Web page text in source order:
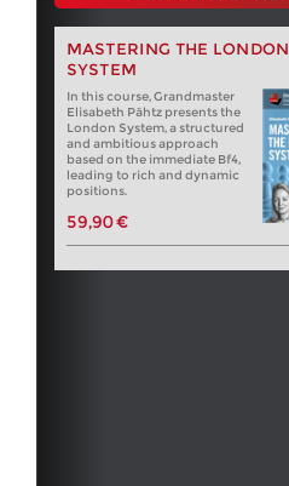
MASTERING THE LONDON
SYSTEM
In this course, Grandmaster
Elisabeth Pähtz presents the
London System, a structured
and ambitious approach
based on the immediate Bf4,
leading to rich and dynamic
positions.
59,90 €